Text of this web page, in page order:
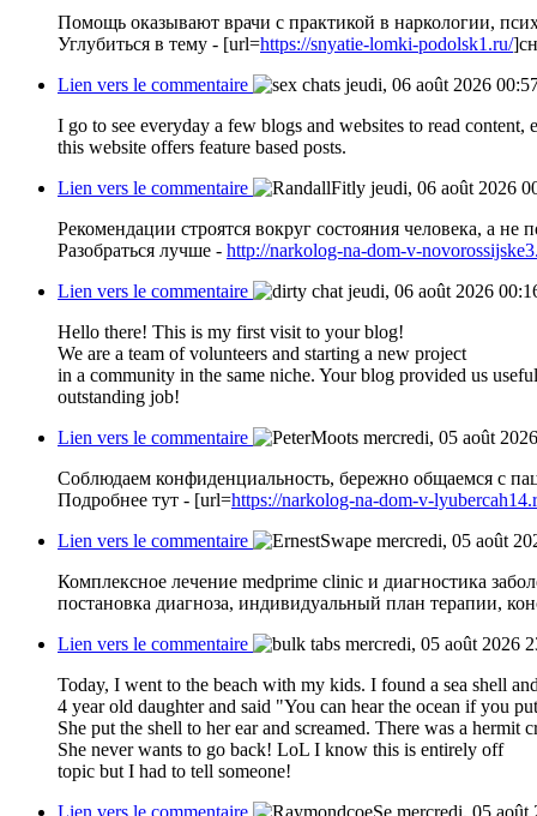
Помощь оказывают врачи с практикой в наркологии,
Углубиться в тему - [url=https://snyatie-lomki-podolsk1.ru/
Lien vers le commentaire
jeudi, 06 août 2026
I go to see everyday a few blogs and websites to read content,
this website offers feature based posts.
Lien vers le commentaire
jeudi, 06 août 2026
Рекомендации строятся вокруг состояния человека, а
Разобраться лучше - http://narkolog-na-dom-v-
Lien vers le commentaire
jeudi, 06 août 2026
Hello there! This is my first visit to your blog!
We are a team of volunteers and starting a new project
in a community in the same niche. Your blog provided us
outstanding job!
Lien vers le commentaire
mercredi, 05 août
Соблюдаем конфиденциальность, бережно общаемся с
Подробнее тут - [url=https://narkolog-na-dom-v-
Lien vers le commentaire
mercredi, 05 août
Комплексное лечение medprime clinic и диагностика
постановка диагноза, индивидуальный план терапии,
Lien vers le commentaire
mercredi, 05 août 2026
Today, I went to the beach with my kids. I found a sea shell
4 year old daughter and said "You can hear the ocean if you
She put the shell to her ear and screamed. There was a hermit
She never wants to go back! LoL I know this is entirely off
topic but I had to tell someone!